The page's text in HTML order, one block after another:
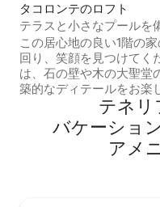
タコロンテのロフト
テラスと小さなプールを
もに素晴らしいペントハ
この居心地の良い1階の
回り、笑顔を見つけてくださ
は、石の壁や木の大聖堂
築的なディテールをお楽
太陽光パネルのおかげで
70%以上が自家発電です
です:) その後、外のバルコニーから景色
を眺め、裏庭、くつろ
テネリ
バ⁠ケ⁠ー⁠シ⁠ョ⁠
ア⁠メ⁠